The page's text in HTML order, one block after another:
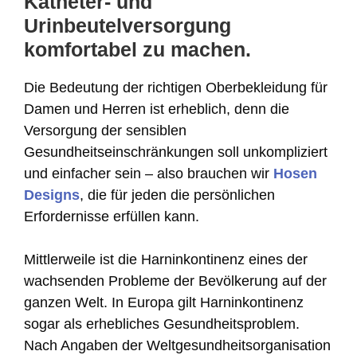
Urinbeutelversorgung
komfortabel zu machen.
Die Bedeutung der richtigen Oberbekleidung für
Damen und Herren ist erheblich, denn die
Versorgung der sensiblen
Gesundheitseinschränkungen soll unkompliziert
und einfacher sein – also brauchen wir Hosen
Designs, die für jeden die persönlichen
Erfordernisse erfüllen kann.
Mittlerweile ist die Harninkontinenz eines der
wachsenden Probleme der Bevölkerung auf der
ganzen Welt. In Europa gilt Harninkontinenz
sogar als erhebliches Gesundheitsproblem.
Nach Angaben der Weltgesundheitsorganisation